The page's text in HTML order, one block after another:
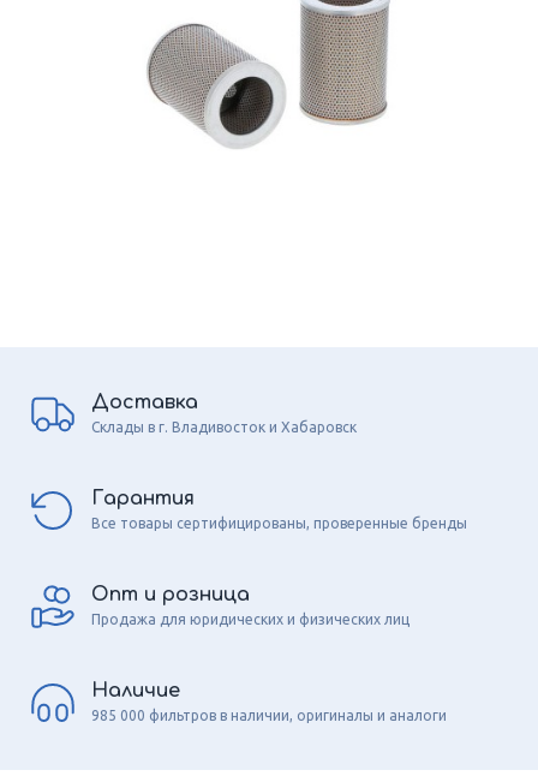
Доставка
Склады в г. Владивосток и Хабаровск
Гарантия
Все товары сертифицированы, проверенные бренды
Опт и розница
Продажа для юридических и физических лиц
Наличие
985 000 фильтров в наличии, оригиналы и аналоги